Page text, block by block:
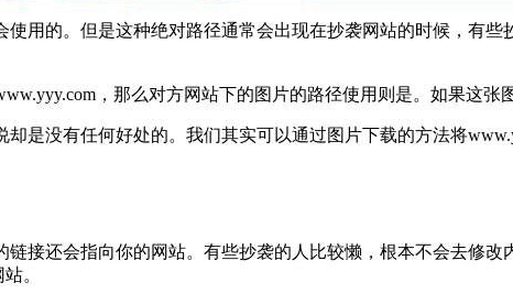
用的。但是这种绝对路径通常会出现在抄袭网站的时候，有
，那么对方网站下的图片的路径使用则是。如果这张
是没有任何好处的。我们其实可以通过图片下载的方法将
接还会指向你的网站。有些抄袭的人比较懒，根本不会去修
。